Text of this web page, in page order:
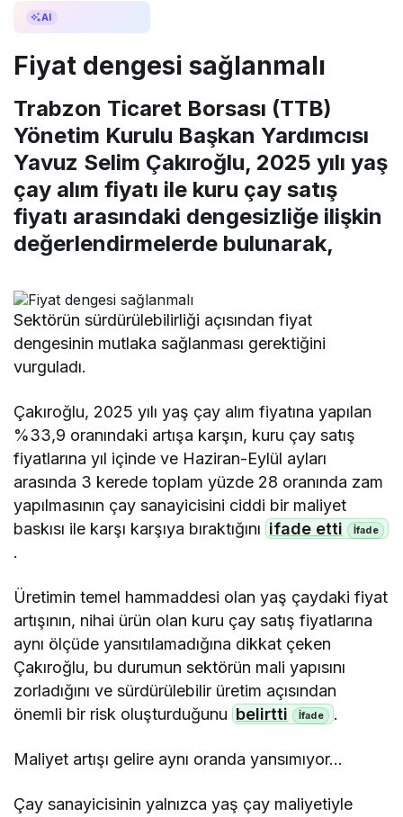
AI
Fiyat dengesi sağlanmalı
Trabzon Ticaret Borsası (TTB)
Yönetim Kurulu Başkan Yardımcısı
Yavuz Selim Çakıroğlu, 2025 yılı yaş
çay alım fiyatı ile kuru çay satış
fiyatı arasındaki dengesizliğe ilişkin
değerlendirmelerde bulunarak,
Sektörün sürdürülebilirliği açısından fiyat
dengesinin mutlaka sağlanması gerektiğini
vurguladı.
Çakıroğlu, 2025 yılı yaş çay alım fiyatına yapılan
%33,9 oranındaki artışa karşın, kuru çay satış
fiyatlarına yıl içinde ve Haziran-Eylül ayları
arasında 3 kerede toplam yüzde 28 oranında zam
yapılmasının çay sanayicisini ciddi bir maliyet
baskısı ile karşı karşıya bıraktığını ifade etti
.
Üretimin temel hammaddesi olan yaş çaydaki fiyat
artışının, nihai ürün olan kuru çay satış fiyatlarına
aynı ölçüde yansıtılamadığına dikkat çeken
Çakıroğlu, bu durumun sektörün mali yapısını
zorladığını ve sürdürülebilir üretim açısından
önemli bir risk oluşturduğunu belirtti .
Maliyet artışı gelire aynı oranda yansımıyor…
Çay sanayicisinin yalnızca yaş çay maliyetiyle